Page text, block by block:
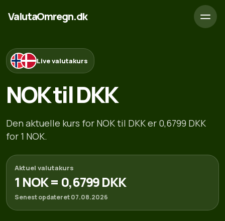
ValutaOmregn.dk
Live valutakurs
NOK til DKK
Den aktuelle kurs for NOK til DKK er 0,6799 DKK
for 1 NOK.
Aktuel valutakurs
1 NOK = 0,6799 DKK
Senest opdateret 07.08.2026